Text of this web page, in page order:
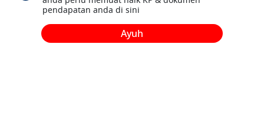
pendapatan anda di sini
Ayuh